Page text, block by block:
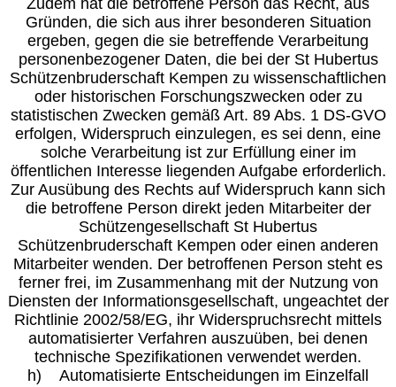
Gründen, die sich aus ihrer besonderen Situation
ergeben, gegen die sie betreffende Verarbeitung
personenbezogener Daten, die bei der St Hubertus
Schützenbruderschaft Kempen zu wissenschaftlichen
oder historischen Forschungszwecken oder zu
statistischen Zwecken gemäß Art. 89 Abs. 1 DS-GVO
erfolgen, Widerspruch einzulegen, es sei denn, eine
solche Verarbeitung ist zur Erfüllung einer im
öffentlichen Interesse liegenden Aufgabe erforderlich.
Zur Ausübung des Rechts auf Widerspruch kann sich
die betroffene Person direkt jeden Mitarbeiter der
Schützengesellschaft St Hubertus
Schützenbruderschaft Kempen oder einen anderen
Mitarbeiter wenden. Der betroffenen Person steht es
ferner frei, im Zusammenhang mit der Nutzung von
Diensten der Informationsgesellschaft, ungeachtet der
Richtlinie 2002/58/EG, ihr Widerspruchsrecht mittels
automatisierter Verfahren auszuüben, bei denen
technische Spezifikationen verwendet werden.
h) Automatisierte Entscheidungen im Einzelfall